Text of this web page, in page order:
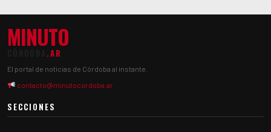
MINUTO
.AR
El portal de noticias de Córdoba al instante.
contacto@minutocordoba.ar
SECCIONES